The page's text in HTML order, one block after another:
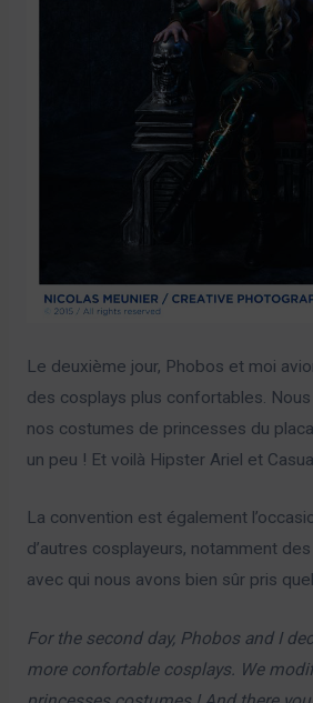
Le deuxième jour, Phobos et moi
des cosplays plus confortables.
nos costumes de princesses du
un peu ! Et voilà Hipster Ariel et
La convention est également
d’autres cosplayeurs, notamment
avec qui nous avons bien sûr pris
For the second day, Phobos and I
more confortable cosplays. We